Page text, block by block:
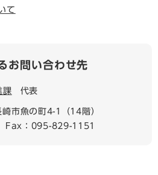
て
お問い合わせ先
課 代表
崎市魚の町4-1（14階）
Fax：095-829-1151